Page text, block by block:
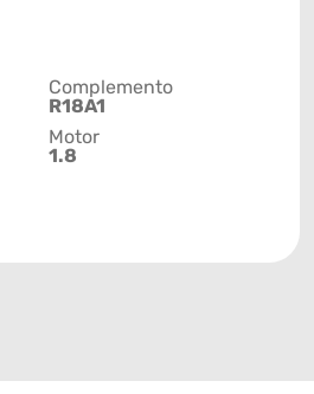
Complemento
R18A1
Motor
1.8